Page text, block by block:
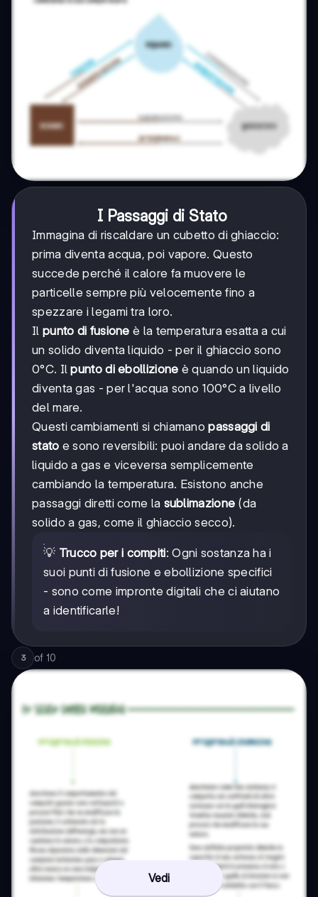
I Passaggi di Stato
Immagina di riscaldare un cubetto di ghiaccio:
prima diventa acqua, poi vapore. Questo
succede perché il calore fa muovere le
particelle sempre più velocemente fino a
spezzare i legami tra loro.
Il punto di fusione è la temperatura esatta a cui
un solido diventa liquido - per il ghiaccio sono
0°C. Ilpunto di ebollizione è quando un liquido
diventa gas - per l'acqua sono 100°C a livello
del mare.
Questi cambiamenti si chiamanopassaggi di
stato e sono reversibili: puoi andare da solido a
liquido a gas e viceversa semplicemente
cambiando la temperatura. Esistono anche
passaggi diretti come la sublimazione (da
solido a gas, come il ghiaccio secco).
💡 Trucco per i compiti: Ogni sostanza ha i
suoi punti di fusione e ebollizione specifici
- sono come impronte digitali che ci aiutano
a identificarle!
3 of 10
Vedi